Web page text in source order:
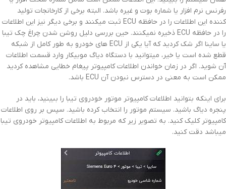
رفرنس نرم افزار یا شماره بوت و غیره باشد. البته برخی از کارخانجات تولید
کننده این اطلاعات را در حافظه ECU ثبت میکنند و برخی دیگر نیز این اطلاعات
را در حافظه ECU ذخیره نمیکنند. حین بررسی دلیل روشن شدن چراغ چک تیبا
یا ساینا اگر شک کردید که آیا یکی از ECU های خودرو به طور کامل از شبکه
قطع شده است یا خیر، میتوانید با دستگاه دیاگ موبیکار وارد قسمت اطلاعات
آن شوید. اگر در زمان خواندن اطلاعات کامپیوتر پیغام خطایی مشاهده کردید
ممکن است به معنی در دسترس نبودن آن ECU باشد.
برای اینکه بتوانید اطلاعات کامپیوتر موتور خودروی تیبا را ببینید، باید در
پنجره دیاگ باشید. سیستم موتور را انتخاب کرده باشید. سپس بر روی اطلاعات
کامپیوتر کلیک کنید. به تصویر زیر که مربوط به اطلاعات کامپیوتر خودروی تیبا
میباشد دقت کنید.